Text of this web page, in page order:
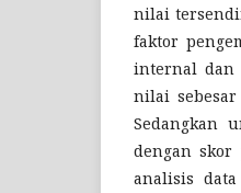
nilai
faktor
internal dan
nilai sebesar
Sedangkan
dengan skor
analisis